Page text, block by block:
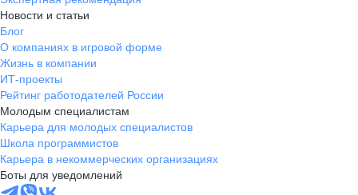
Новости и статьи
Блог
О компаниях в игровой форме
Жизнь в компании
ИТ-проекты
Рейтинг работодателей России
Молодым специалистам
Карьера для молодых специалистов
Школа программистов
Карьера в некоммерческих организациях
Боты для уведомлений